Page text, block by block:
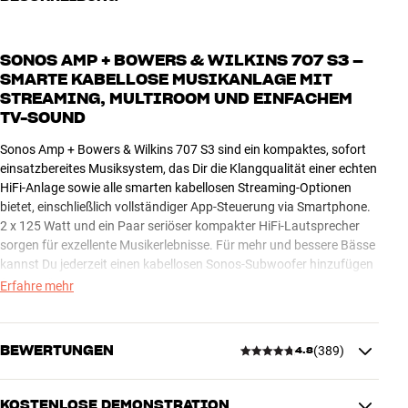
SONOS AMP + BOWERS & WILKINS 707 S3 –
SMARTE KABELLOSE MUSIKANLAGE MIT
STREAMING, MULTIROOM UND EINFACHEM
TV-SOUND
Sonos Amp + Bowers & Wilkins 707 S3 sind ein kompaktes, sofort
einsatzbereites Musiksystem, das Dir die Klangqualität einer echten
HiFi-Anlage sowie alle smarten kabellosen Streaming-Optionen
bietet, einschließlich vollständiger App-Steuerung via Smartphone.
2 x 125 Watt und ein Paar seriöser kompakter HiFi-Lautsprecher
sorgen für exzellente Musikerlebnisse. Für mehr und bessere Bässe
kannst Du jederzeit einen kabellosen Sonos-Subwoofer hinzufügen
(optional).
MUSIKSTREAMING, SMARTER TV-SOUND UND EINFACHER
größten Liste integrierter Streaming-Dienste auf dem Markt
streamen, darunter Spotify, TIDAL, Deezer und viele mehr. Du
Erfahre mehr
BEWERTUNGEN 4.8(389)